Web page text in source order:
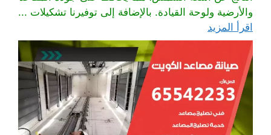
والأرضية ولوحة القيادة. بالإضافة إلى توفيرنا تشكيلات ...
اقرأ المزيد